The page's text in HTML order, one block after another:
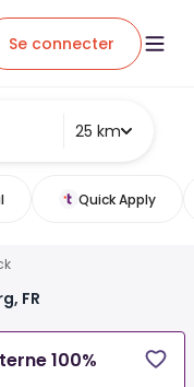
Se connecter
25 km
Quick Apply
FR
100%